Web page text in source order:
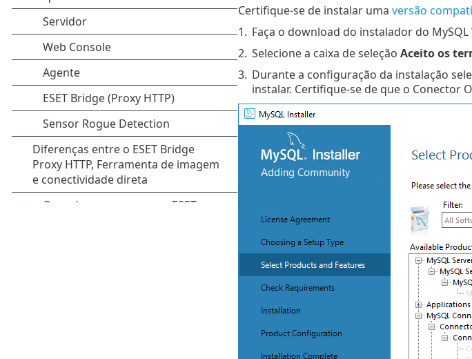
Certifique-se de instalar uma versão
1. Faça o download do instalador do
2. Selecione a caixa de seleção Aceito os
3. Durante a configuração da instalação
instalar. Certifique-se de que o Conector